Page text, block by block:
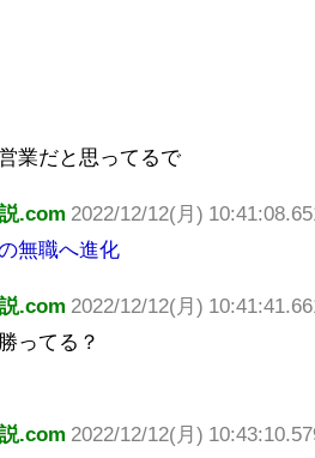
業だと思ってるで
.com 2022/12/12(月)
無職へ進化
.com 2022/12/12(月)
ってる？
.com 2022/12/12(月)